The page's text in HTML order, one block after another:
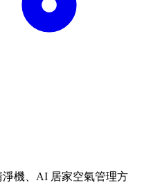
機、AI 居家空氣管理方